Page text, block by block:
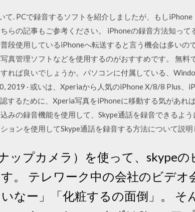
て. PCで録音するソフトを紹介しましたが、もし
らの記事もご参考ください。 iPhoneの録音方法知っ
段使用しているiPhoneへ転送すると言う機会は多いの
真管理ソフトなどを使用するのがおすすめです。 無料
れば良いでしょうか。パソコンに付属している、
2019 · 或いは、Xperiaから人気のiPhone X/8/8 Plus、
するために、Xperia写真をiPhoneに移動する気があれ
みの録音機能を使用して、Skype通話を録音できるよ
ョンを使用してSkype通話を録音する方法について説明
ップカメラ）を使って、skype
。 テレワーク中の会社のビデオ
なー」「化粧するの面倒」。 そ